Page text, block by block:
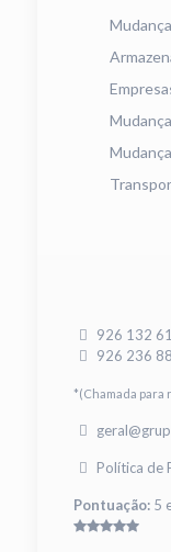
926 132
926 236
*(Chamada para
Política de
Pontuação:5